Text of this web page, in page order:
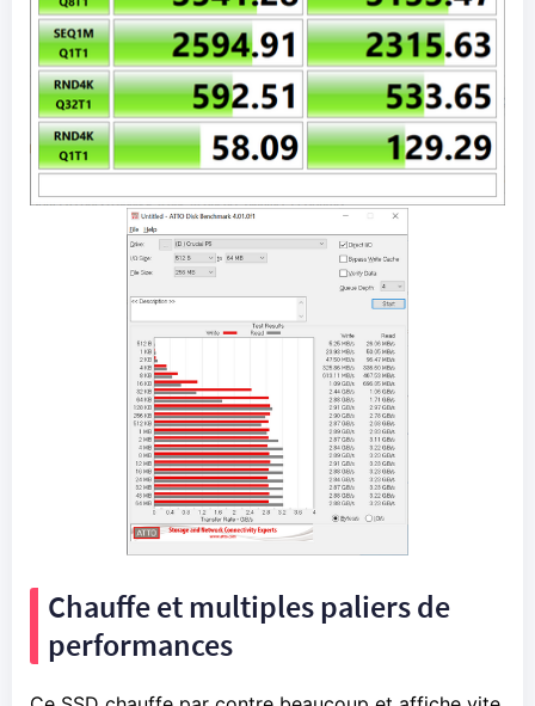
Chauffe et multiples paliers de
performances